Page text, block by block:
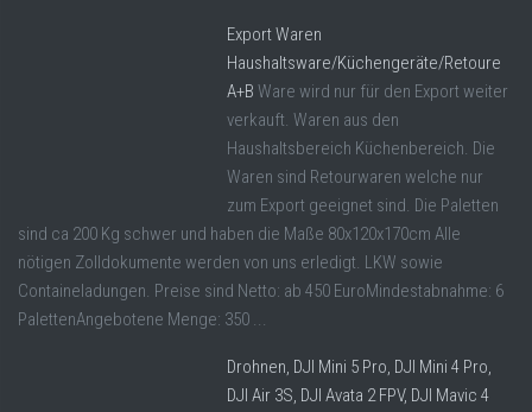
Export Waren
Haushaltsware/Küchengeräte/Retoure
A+B Ware wird nur für den Export weiter
verkauft. Waren aus den
Haushaltsbereich Küchenbereich. Die
Waren sind Retourwaren welche nur
zum Export geeignet sind. Die Paletten
sind ca 200 Kg schwer und haben die Maße 80x120x170cm Alle
nötigen Zolldokumente werden von uns erledigt. LKW sowie
Containeladungen. Preise sind Netto: ab 450 EuroMindestabnahme: 6
PalettenAngebotene Menge: 350 ...
Drohnen, DJI Mini 5 Pro, DJI Mini 4 Pro,
DJI Air 3S, DJI Avata 2 FPV, DJI Mavic 4